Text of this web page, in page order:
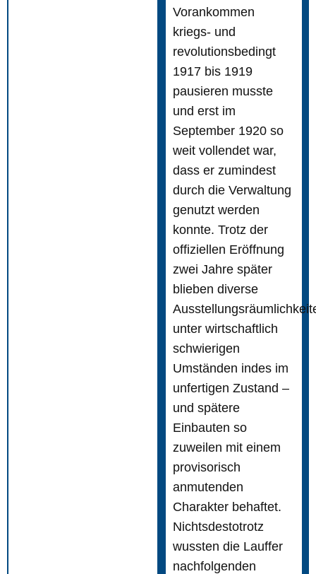
Vorankommen
kriegs- und
revolutionsbedingt
1917 bis 1919
pausieren musste
und erst im
September 1920 so
weit vollendet war,
dass er zumindest
durch die Verwaltung
genutzt werden
konnte. Trotz der
offiziellen Eröffnung
zwei Jahre später
blieben diverse
unter wirtschaftlich
schwierigen
Umständen indes im
unfertigen Zustand –
und spätere
Einbauten so
zuweilen mit einem
provisorisch
anmutenden
Charakter behaftet.
Nichtsdestotrotz
wussten die Lauffer
nachfolgenden